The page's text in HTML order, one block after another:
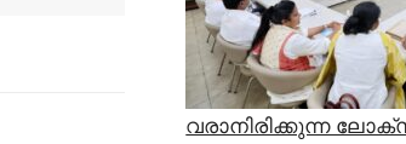
വരാനിരിക്കുന്ന